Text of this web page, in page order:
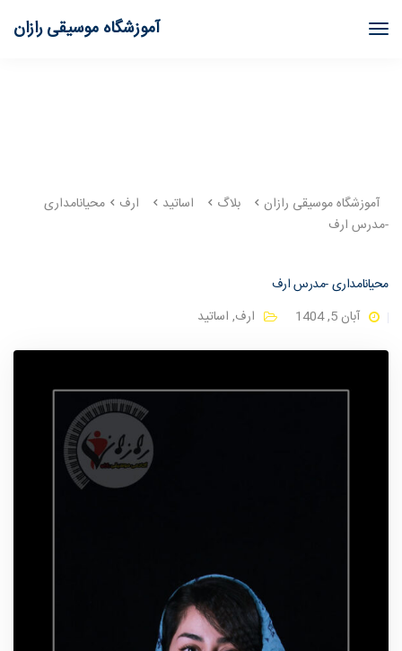
آموزشگاه موسیقی رازان
آموزشگاه موسیقی رازان بلاگ اساتید ارف
محیانامدارى
-مدرس ارف
محیانامدارى -مدرس ارف
آبان 5, 1404
ارف, اساتید